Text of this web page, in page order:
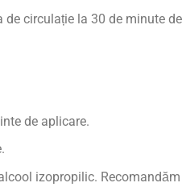
circulație la 30 de minute
de aplicare.
izopropilic.